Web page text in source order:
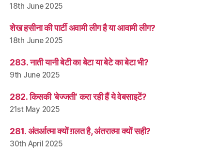
18th June 2025
शेख हसीना की पार्टी अवामी लीग है या आवामी लीग?
18th June 2025
283. नाती यानी बेटी का बेटा या बेटे का बेटा भी?
9th June 2025
282. किसकी ‘बेज्जती’ करा रही हैं ये वेबसाइटें?
21st May 2025
281. अंतर्आत्मा क्यों ग़लत है, अंतरात्मा क्यों सही?
30th April 2025